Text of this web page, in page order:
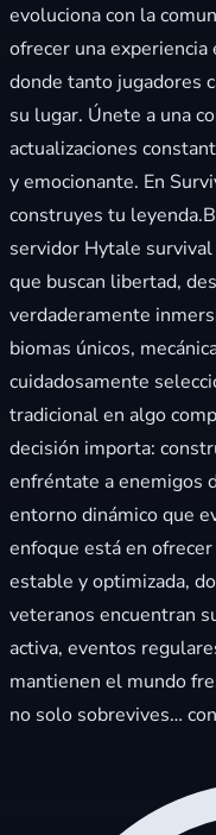
evoluciona con la
ofrecer una
donde tanto jugadores
su lugar. Únete a una
actualizaciones
y emocionante. En
construyes tu
servidor Hytale
que buscan libertad,
verdaderamente
biomas únicos,
cuidadosamente
tradicional en algo
decisión importa:
enfréntate a enemigos
entorno dinámico que
enfoque está en
estable y optimizada,
veteranos encuentran
activa, eventos
mantienen el mundo
no solo sobrevives…